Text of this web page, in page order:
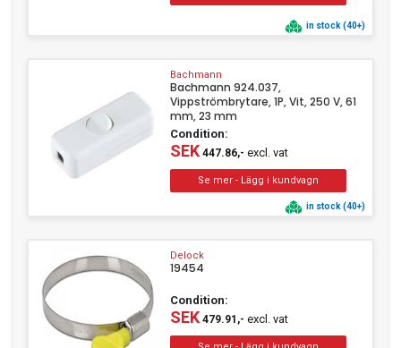
in stock (40+)
Bachmann
Bachmann 924.037,
Vippströmbrytare, 1P, Vit, 250 V, 61
mm, 23 mm
Condition:
SEK447.86,- excl. vat
in stock (40+)
Delock
19454
Condition:
SEK479.91,- excl. vat